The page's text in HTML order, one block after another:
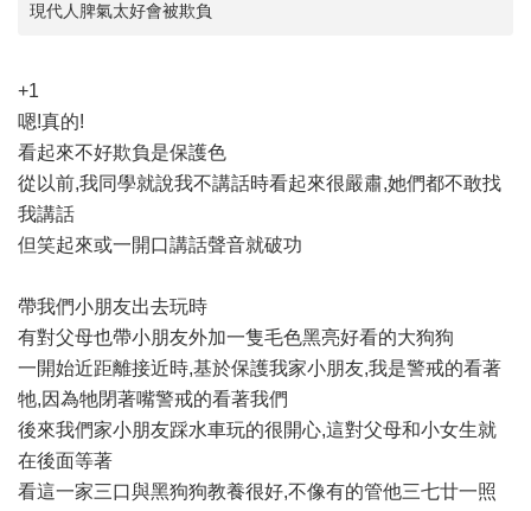
現代人脾氣太好會被欺負
+1
嗯!真的!
看起來不好欺負是保護色
從以前,我同學就說我不講話時看起來很嚴肅,她們都不敢找
我講話
但笑起來或一開口講話聲音就破功
帶我們小朋友出去玩時
有對父母也帶小朋友外加一隻毛色黑亮好看的大狗狗
一開始近距離接近時,基於保護我家小朋友,我是警戒的看著
牠,因為牠閉著嘴警戒的看著我們
後來我們家小朋友踩水車玩的很開心,這對父母和小女生就
在後面等著
看這一家三口與黑狗狗教養很好,不像有的管他三七廿一照